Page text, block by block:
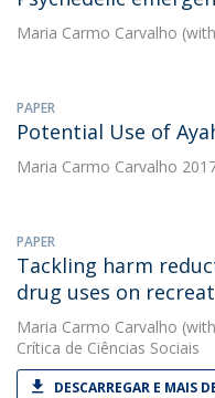
Maria Carmo Carvalho
PAPER
Potential Use of
Maria Carmo Carvalho
PAPER
Tackling harm
drug uses on
Maria Carmo Carvalho
Crítica de Ciências Sociais
DESCARREGAR E MAIS